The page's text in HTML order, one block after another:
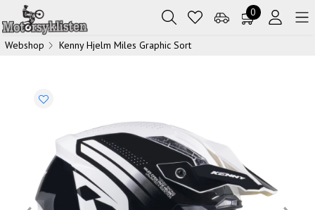
0
Webshop Kenny Hjelm Miles Graphic Sort